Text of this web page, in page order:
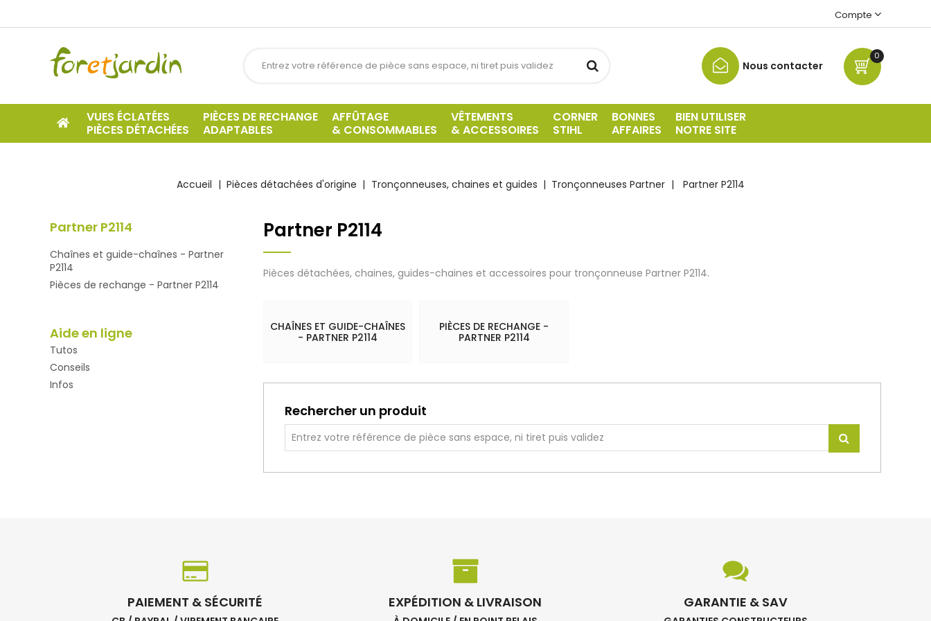
Compte
0
Nous contacter
VUES ÉCLATÉES
PIÈCES DÉTACHÉES
PIÈCES DE RECHANGE
ADAPTABLES
AFFÛTAGE
& CONSOMMABLES
VÊTEMENTS
& ACCESSOIRES
CORNER
STIHL
BONNES
AFFAIRES
BIEN UTILISER
NOTRE SITE
Accueil Pièces détachées d'origine Tronçonneuses, chaines et guides Tronçonneuses Partner Partner P2114
Partner P2114
Chaînes et guide-chaînes - Partner
P2114
Pièces de rechange - Partner P2114
Aide en ligne
Tutos
Conseils
Infos
Partner P2114
Pièces détachées, chaines, guides-chaines et accessoires pour tronçonneuse Partner P2114.
CHAÎNES ET GUIDE-CHAÎNES
- PARTNER P2114
PIÈCES DE RECHANGE -
PARTNER P2114
Rechercher un produit
PAIEMENT & SÉCURITÉ EXPÉDITION & LIVRAISON GARANTIE & SAV